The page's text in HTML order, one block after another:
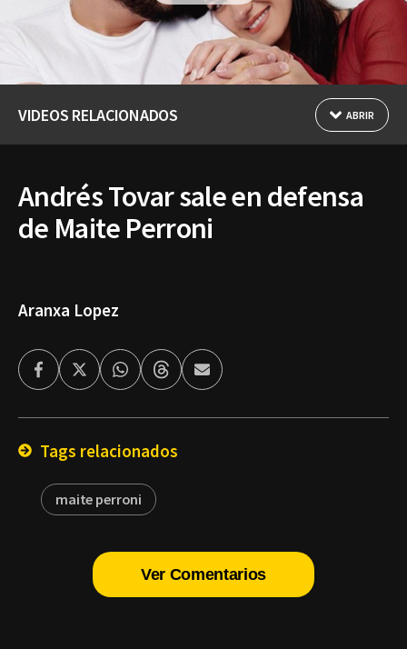
VIDEOS RELACIONADOS ABRIR
Andrés Tovar sale en defensa
de Maite Perroni
Aranxa Lopez
FacebookTwitterWhatsappThreadsEnviar
por
Tags relacionados
maite perroni
Ver Comentarios